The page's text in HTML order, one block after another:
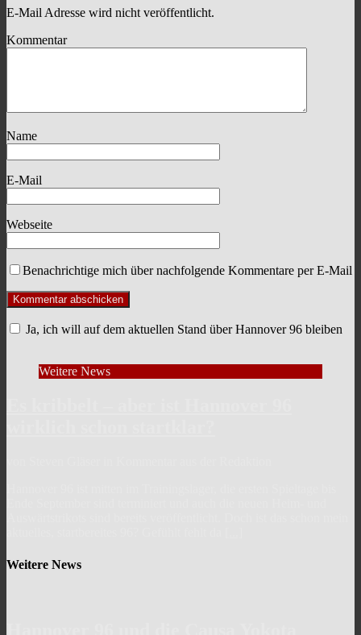
E-Mail Adresse wird nicht veröffentlicht.
Kommentar
Name
E-Mail
Webseite
Benachrichtige mich über nachfolgende Kommentare per E-Mail
Ja, ich will auf dem aktuellen Stand über Hannover 96 bleiben
Weitere News
Weitere News